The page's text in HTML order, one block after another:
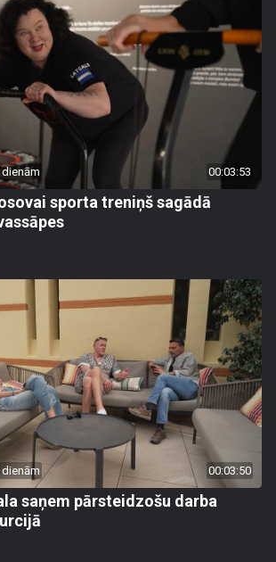
00:03:53
sporta treniņš sagādā
00:03:50
saņem pārsteidzošu darba